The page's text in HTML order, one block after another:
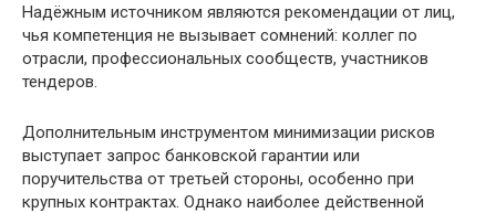
Надёжным источником являются рекомендации от лиц,
чья компетенция не вызывает сомнений: коллег по
отрасли, профессиональных сообществ, участников
тендеров.
Дополнительным инструментом минимизации рисков
выступает запрос банковской гарантии или
поручительства от третьей стороны, особенно при
крупных контрактах. Однако наиболее действенной